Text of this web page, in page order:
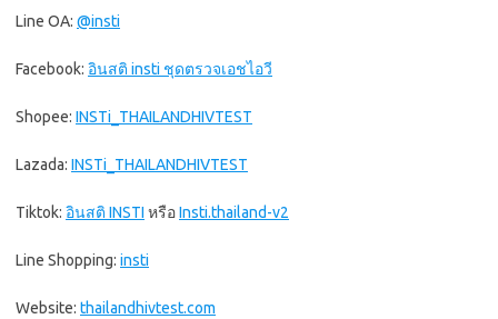
Line OA: @insti
Facebook: อินสติ insti ชุดตรวจเอชไอวี
Shopee: INSTi_THAILANDHIVTEST
Lazada: INSTi_THAILANDHIVTEST
Tiktok: อินสติ INSTI หรือInsti.thailand-v2
Line Shopping: insti
Website: thailandhivtest.com